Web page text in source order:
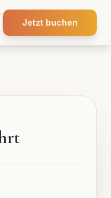
Jetzt buchen